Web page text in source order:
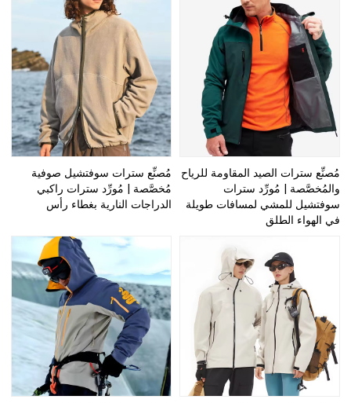
مُصنِّع سترات الصيد المقاومة للرياح
والمُخصَّصة | مُورِّد سترات
سوفتشيل للمشي لمسافات طويلة
في الهواء الطلق
مُصنِّع سترات سوفتشيل صوفية
مُخصَّصة | مُورِّد سترات راكبي
الدراجات النارية بغطاء رأس